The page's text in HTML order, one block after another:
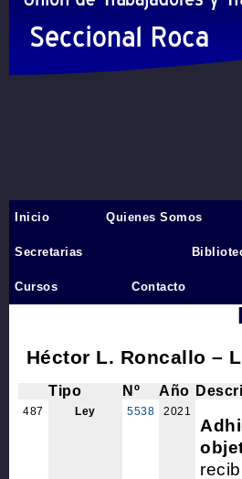
Inicio›
19 LEYES
Héctor L. Roncallo –
Tipo Nº Año
487 Ley 5538 2021
Inicio Quienes Somos
Secretarias
Cursos Contacto